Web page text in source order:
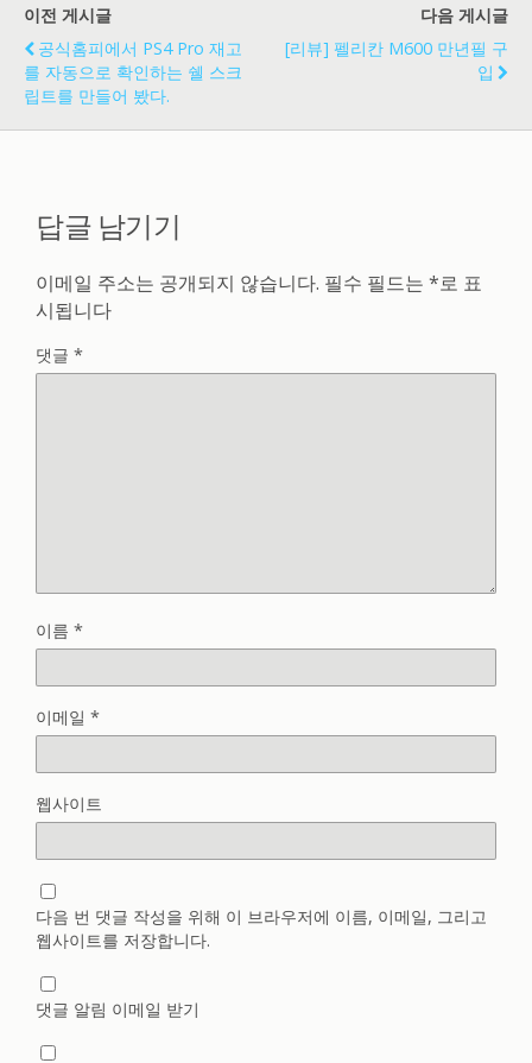
이전 게시글
공식홈피에서 PS4 Pro 재고
를 자동으로 확인하는 쉘 스크
립트를 만들어 봤다.
다음 게시글
[리뷰] 펠리칸 M600 만년필 구
입
답글 남기기
이메일 주소는 공개되지 않습니다. 필수 필드는 *로 표
시됩니다
댓글 *
이름 *
이메일 *
웹사이트
다음 번 댓글 작성을 위해 이 브라우저에 이름, 이메일, 그리고
웹사이트를 저장합니다.
댓글 알림 이메일 받기